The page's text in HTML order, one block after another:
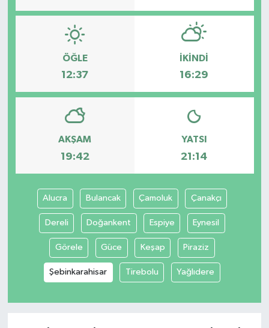
ÖĞLE
12:37
İKINDI
16:29
AKŞAM
19:42
YATSI
21:14
Alucra Bulancak Çamoluk Çanakçı
Dereli Doğankent Espiye Eynesil
Görele Güce Keşap Piraziz
Şebinkarahisar Tirebolu Yağlıdere